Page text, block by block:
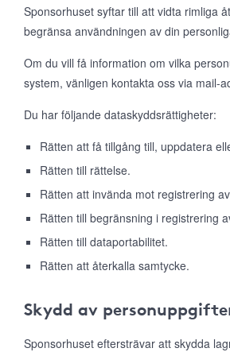
Sponsorhuset syftar till att vidta rimliga
begränsa användningen av din
Om du vill få information om vilka
system, vänligen kontakta oss via mail-
Du har följande dataskyddsrättigheter:
Rätten att få tillgång till, uppdatera
Rätten till rättelse.
Rätten att invända mot registrering
Rätten till begränsning i registrering
Rätten till dataportabilitet.
Rätten att återkalla samtycke.
Skydd av
Sponsorhuset eftersträvar att skydda